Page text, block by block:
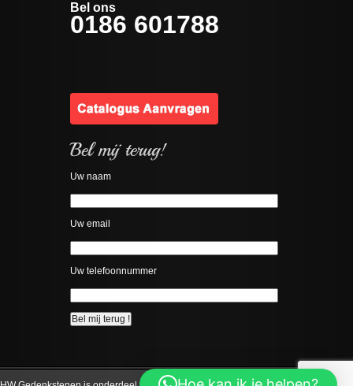
Bel ons
0186 601788
Uw naam
Uw email
Uw telefoonnummer